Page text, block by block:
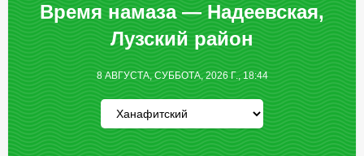
Время намаза — Надеевская,
Лузский район
8 АВГУСТА, СУББОТА, 2026 Г., 18:44